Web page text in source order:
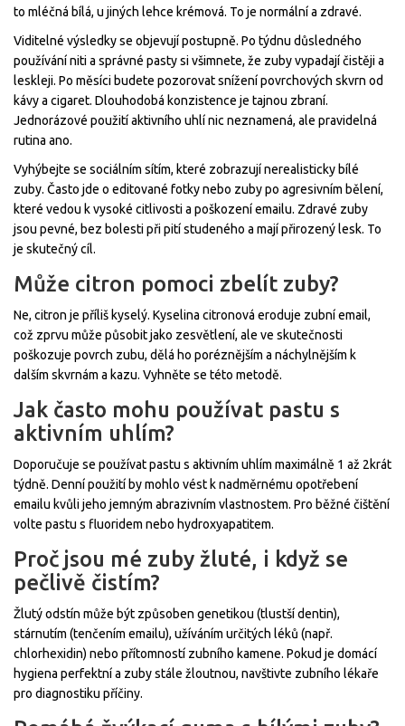
to mléčná bílá, u jiných lehce krémová. To je normální a zdravé.
Viditelné výsledky se objevují postupně. Po týdnu důsledného
používání niti a správné pasty si všimnete, že zuby vypadají čistěji a
leskleji. Po měsíci budete pozorovat snížení povrchových skvrn od
kávy a cigaret. Dlouhodobá konzistence je tajnou zbraní.
Jednorázové použití aktivního uhlí nic neznamená, ale pravidelná
rutina ano.
Vyhýbejte se sociálním sítím, které zobrazují nerealisticky bílé
zuby. Často jde o editované fotky nebo zuby po agresivním bělení,
které vedou k vysoké citlivosti a poškození emailu. Zdravé zuby
jsou pevné, bez bolesti při pití studeného a mají přirozený lesk. To
je skutečný cíl.
Může citron pomoci zbelít zuby?
Ne, citron je příliš kyselý. Kyselina citronová eroduje zubní email,
což zprvu může působit jako zesvětlení, ale ve skutečnosti
poškozuje povrch zubu, dělá ho poréznějším a náchylnějším k
dalším skvrnám a kazu. Vyhněte se této metodě.
Jak často mohu používat pastu s
aktivním uhlím?
Doporučuje se používat pastu s aktivním uhlím maximálně 1 až 2krát
týdně. Denní použití by mohlo vést k nadměrnému opotřebení
emailu kvůli jeho jemným abrazivním vlastnostem. Pro běžné čištění
volte pastu s fluoridem nebo hydroxyapatitem.
Proč jsou mé zuby žluté, i když se
pečlivě čistím?
Žlutý odstín může být způsoben genetikou (tlustší dentin),
stárnutím (tenčením emailu), užíváním určitých léků (např.
chlorhexidin) nebo přítomností zubního kamene. Pokud je domácí
hygiena perfektní a zuby stále žloutnou, navštivte zubního lékaře
pro diagnostiku příčiny.